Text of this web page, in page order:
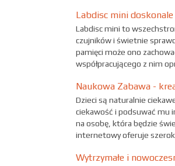
Labdisc mini
Labdisc mini to
czujników i świetnie
pamięci może ono
współpracującego z nim
Naukowa Zabawa -
Dzieci są naturalnie
ciekawość i podsuwać mu
na osobę, która będzie
internetowy oferuje
Wytrzymałe i